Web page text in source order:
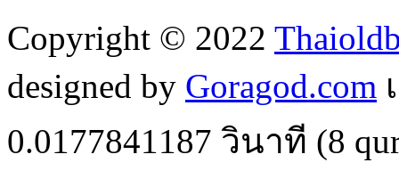
Copyright © 2022
designed by Goragod.com
0.0177841187 วินาที (8